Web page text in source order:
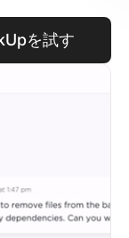
を試す